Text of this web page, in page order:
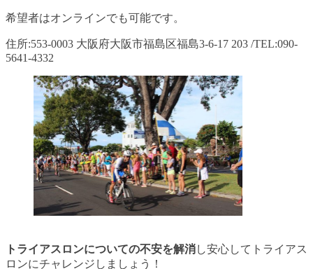
希望者はオンラインでも可能です。
住所:553-0003 大阪府大阪市福島区福島3-6-17 203 /TEL:090-
5641-4332
トライアスロンについての不安を解消し安心してトライアス
ロンにチャレンジしましょう！